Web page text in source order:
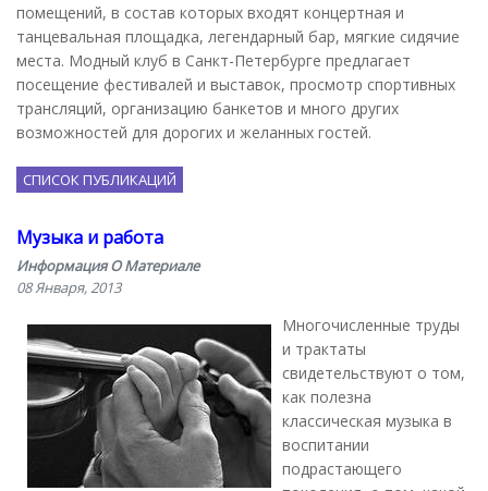
помещений, в состав которых входят концертная и
танцевальная площадка, легендарный бар, мягкие сидячие
места. Модный клуб в Санкт-Петербурге предлагает
посещение фестивалей и выставок, просмотр спортивных
трансляций, организацию банкетов и много других
возможностей для дорогих и желанных гостей.
СПИСОК ПУБЛИКАЦИЙ
Музыка и работа
Информация О Материале
08 Января, 2013
Многочисленные труды
и трактаты
свидетельствуют о том,
как полезна
классическая музыка в
воспитании
подрастающего